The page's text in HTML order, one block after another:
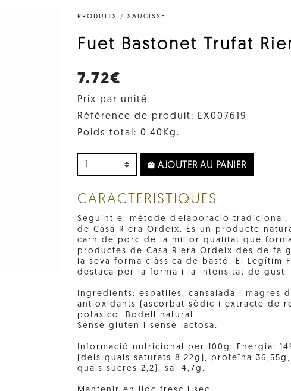
PRODUITS / SAUCISSE
Fuet Bastonet Trufat
7.72€
Prix par unité
Référence de produit: EX007619
Poids total: 0.40Kg.
AJOUTER AU PANIER
CARACTERISTIQUES
Seguint el mètode delaboració
de Casa Riera Ordeix. És un producte
carn de porc de la millor qualitat que
productes de Casa Riera Ordeix des de fa
la seva forma clàssica de bastó. El Legítim
destaca per la forma i la intensitat de gust.
Ingredients: espatlles, cansalada i magres
antioxidants (ascorbat sòdic i extracte de
potàsico. Bodell natural
Sense gluten i sense lactosa.
Informació nutricional per 100g: Energia:
(dels quals saturats 8,22g), proteïna
quals sucres 2,2), sal 4,7g.